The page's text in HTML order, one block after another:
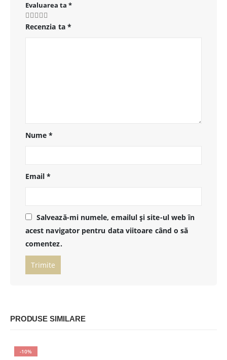
Evaluarea ta *
Recenzia ta *
Nume*
Email*
Salvează-mi numele, emailul și site-ul web în
acest navigator pentru data viitoare când o să
comentez.
PRODUSE SIMILARE
-10%